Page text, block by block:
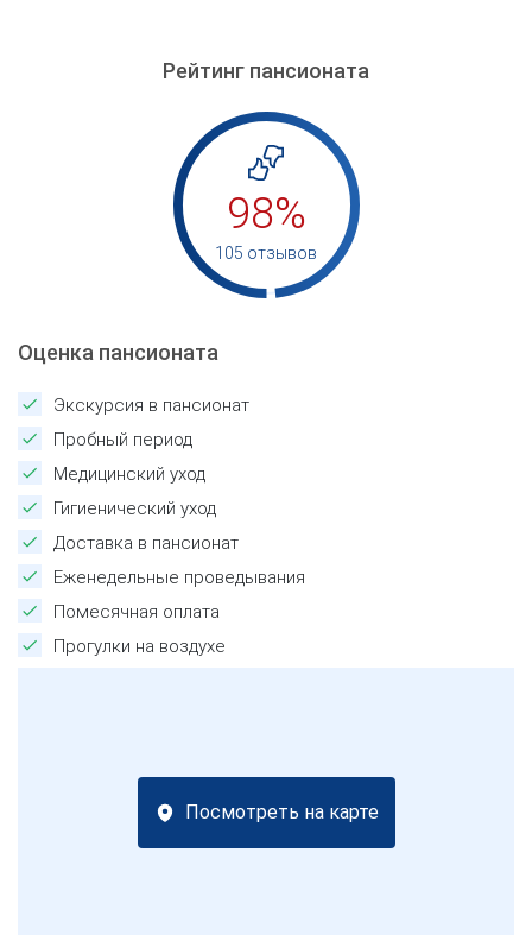
Рейтинг пансионата
98%
105 отзывов
Оценка пансионата
Экскурсия в пансионат
Пробный период
Медицинский уход
Гигиенический уход
Доставка в пансионат
Еженедельные проведывания
Помесячная оплата
Прогулки на воздухе
Посмотреть на карте